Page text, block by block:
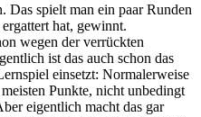
Das spielt man ein paar Runden
hat, gewinnt.
wegen der verrückten
ist das auch schon das
einsetzt: Normalerweise
Punkte, nicht unbedingt
eigentlich macht das gar